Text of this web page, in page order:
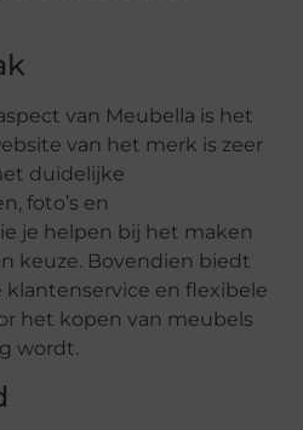
van Meubella is het
van het merk is zeer
duidelijke
foto’s en
je helpen bij het maken
keuze. Bovendien biedt
en flexibele
het kopen van meubels
wordt.